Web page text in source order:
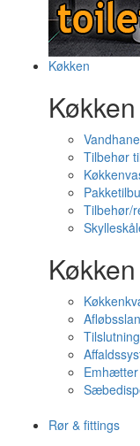
Køkken
Tilbehør
Tilbehør/
Emhætter
Rør & fittings